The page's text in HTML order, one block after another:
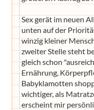
Sex gerät im neuen
unten auf der
winzig kleiner
zweiter Stelle steht
gleich schon
Ernährung,
Babyklamotten
wichtiger, als
erscheint mir